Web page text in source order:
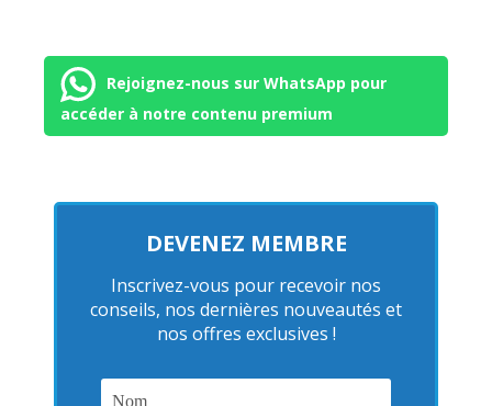
Rejoignez-nous sur WhatsApp pour
accéder à notre contenu premium
DEVENEZ MEMBRE
Inscrivez-vous pour recevoir nos
conseils, nos dernières nouveautés et
nos offres exclusives !